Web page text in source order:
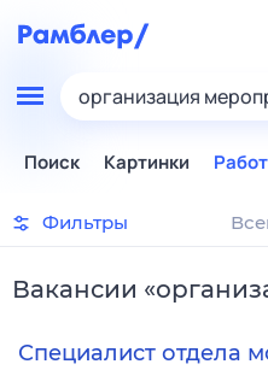
организация
Поиск Картинки
Фильтры
Вакансии «
Специалист отдела